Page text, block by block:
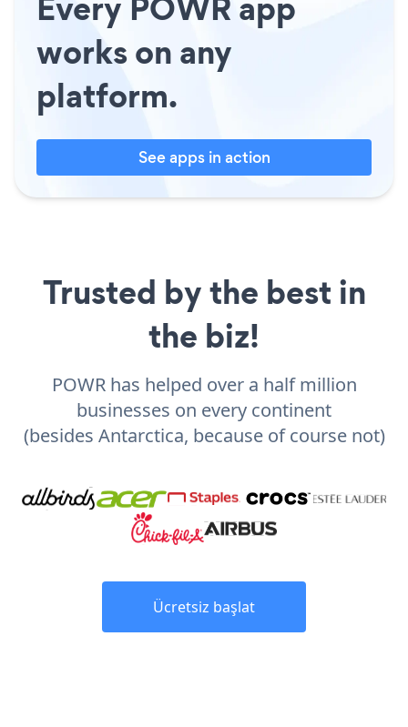
works on any
platform.
See apps in action
Trusted by the best in
the biz!
POWR has helped over a half million
businesses on every continent
(besides Antarctica, because of course not)
Ücretsiz başlat